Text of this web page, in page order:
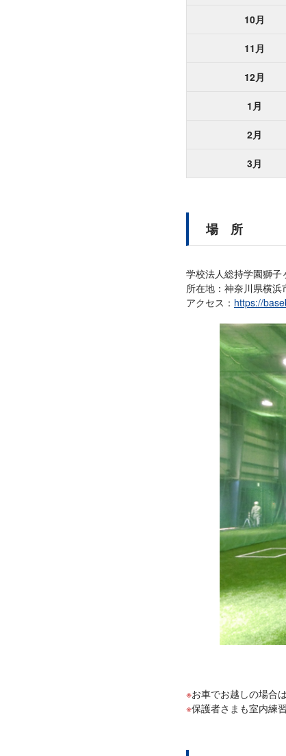
10月
11月
12月
1月
2月
3月
場 所
学校法人総持学園獅
所在地：神奈川県横
アクセス： https://
お車でお越しの場合
保護者さまも室内練